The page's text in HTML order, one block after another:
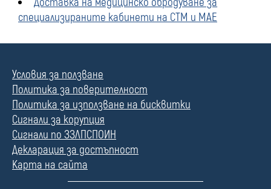
специализираните кабинети на СТМ и МАЕ
Условия за ползване
Политика за поверителност
Политика за използване на бисквитки
Сигнали за корупция
Сигнали по ЗЗЛПСПОИН
Декларация за достъпност
Карта на сайта